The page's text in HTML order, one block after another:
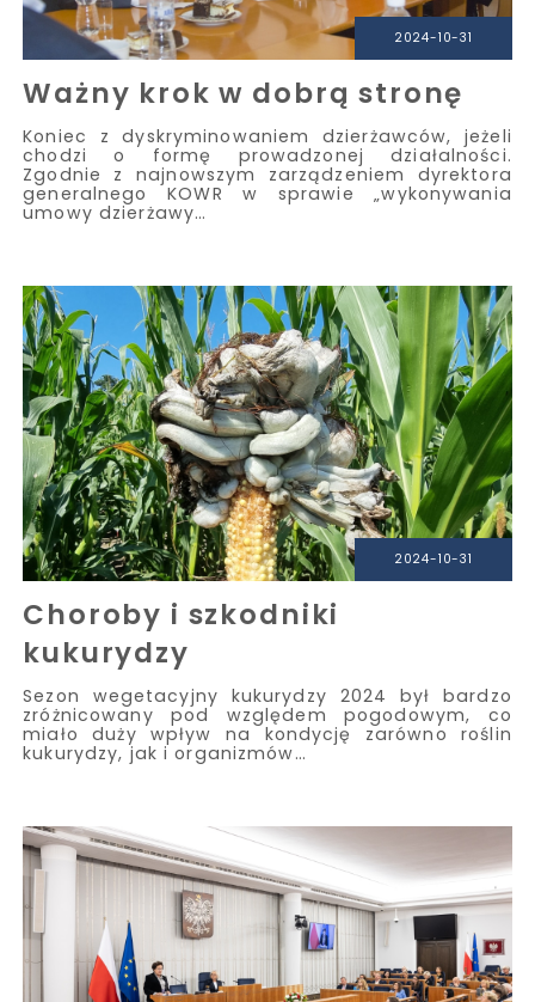
2024-10-31
Ważny krok w dobrą stronę
Koniec z dyskryminowaniem dzierżawców, jeżeli
chodzi o formę prowadzonej działalności.
Zgodnie z najnowszym zarządzeniem dyrektora
generalnego KOWR w sprawie „wykonywania
umowy dzierżawy…
2024-10-31
Choroby i szkodniki
kukurydzy
Sezon wegetacyjny kukurydzy 2024 był bardzo
zróżnicowany pod względem pogodowym, co
miało duży wpływ na kondycję zarówno roślin
kukurydzy, jak i organizmów…